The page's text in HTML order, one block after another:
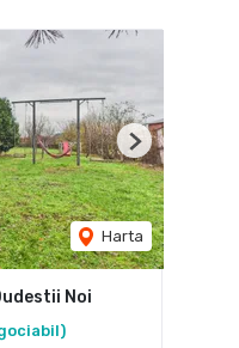
Harta
Next
Noi